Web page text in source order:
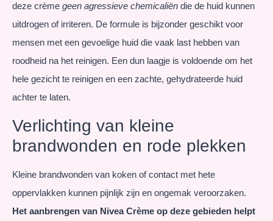
deze crème geen agressieve chemicaliën die de huid kunnen
uitdrogen of irriteren. De formule is bijzonder geschikt voor
mensen met een gevoelige huid die vaak last hebben van
roodheid na het reinigen. Een dun laagje is voldoende om het
hele gezicht te reinigen en een zachte, gehydrateerde huid
achter te laten.
Verlichting van kleine
brandwonden en rode plekken
Kleine brandwonden van koken of contact met hete
oppervlakken kunnen pijnlijk zijn en ongemak veroorzaken.
Het aanbrengen van Nivea Crème op deze gebieden helpt